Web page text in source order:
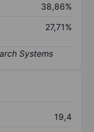
38,86%
27,71%
19,4